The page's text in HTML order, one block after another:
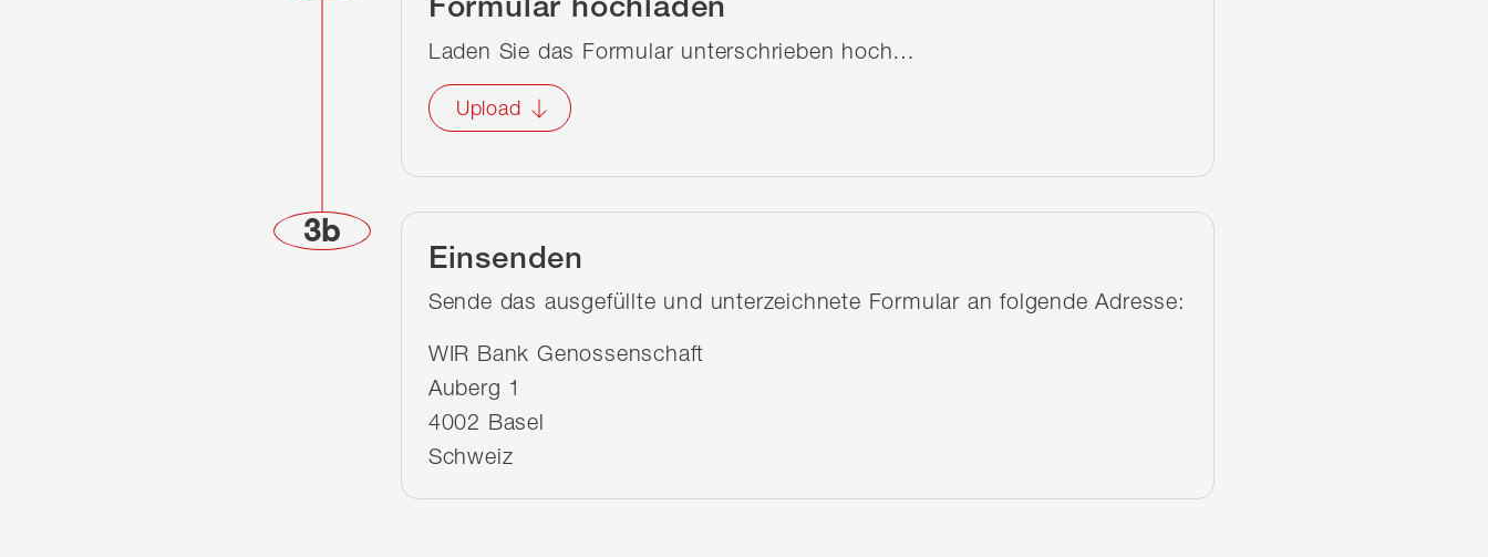
Laden Sie das Formular unterschrieben hoch…
Upload
3b
Einsenden
Sende das ausgefüllte und unterzeichnete Formular an folgende Adresse:
WIR Bank Genossenschaft
Auberg 1
4002 Basel
Schweiz